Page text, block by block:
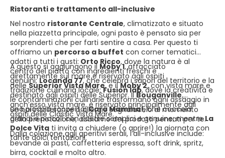
Ristoranti e trattamento all-inclusive
Nel nostro ristorante Centrale, climatizzato e situato
nella piazzetta principale, ogni pasto è pensato sia per
sorprenderti che per farti sentire a casa. Per questo ti
offriamo un percorso a buffet con corner tematici
adatti a tutti i gusti: Orto Ricco, dove la natura è al
centro del piatto con ingredienti freschi e
genuini; Locanda 77, che celebra i sapori del territorio e la
tradizione culinaria locale;Fusion lab, dove la creatività e
le contaminazioni culinarie trasformano ogni assaggio in
una piccola scoperta;Cara Mamma!, che coccola
grandi e piccoli con ricette semplici e genuine; mentreLa
Dolce Vita ti invita a chiudere (o aprire!) la giornata con
tante dolci tentazioni.
A questo si aggiungono il Moby 1, affacciato
direttamente sul mare e riservato agli ospiti
delleSuperior Vista Mare, e ilMoby 2, con vista mare e
destinato agli ospiti delle Superior. IlBouganville,
anch’esso vista mare, è riservato principalmente agli
ospiti delle Classic Vista Mare.
Se hai intolleranze o allergie segnalacelo al momento
della prenotazione, abbiamo dei prodotti pensati per te.
Dalla colazione agli aperitivi serali, l’all-inclusive include:
bevande ai pasti, caffetteria espressa, soft drink, spritz,
birra, cocktail e molto altro.